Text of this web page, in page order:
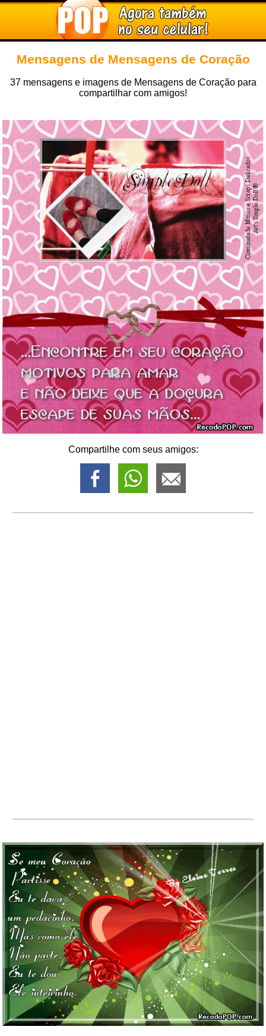
Mensagens de Mensagens de Coração
37 mensagens e imagens de Mensagens de Coração para
compartilhar com amigos!
Compartilhe com seus amigos: